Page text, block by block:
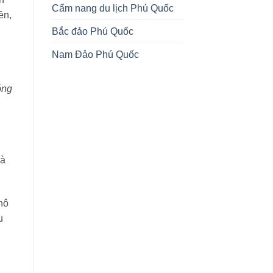
Cẩm nang du lịch Phú Quốc
Bắc đảo Phú Quốc
Nam Đảo Phú Quốc